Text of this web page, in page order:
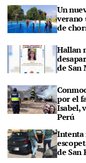
Un
verano
de
Hallan
de San
por el
Isabel,
Perú
Intenta
de San